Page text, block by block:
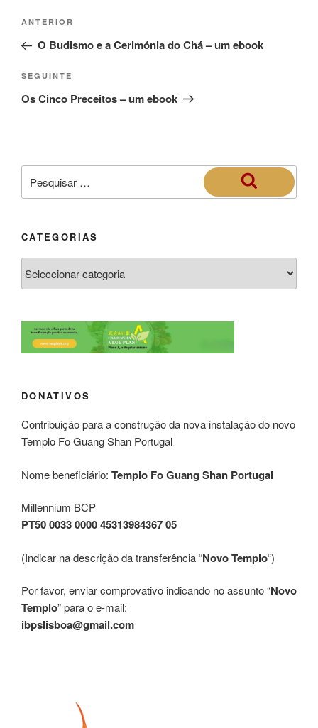
ANTERIOR
O Budismo e a Cerimónia do Chá – um ebook
SEGUINTE
Os Cinco Preceitos – um ebook
CATEGORIAS
DONATIVOS
Contribuição para a construção da nova instalação do novo
Templo Fo Guang Shan Portugal
Nome beneficiário: Templo Fo Guang Shan Portugal
Millennium BCP
PT50 0033 0000 45313984367 05
(Indicar na descrição da transferência “Novo Templo“)
Por favor, enviar comprovativo indicando no assunto “Novo
Templo” para o e-mail:
ibpslisboa@gmail.com